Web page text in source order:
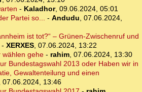
- Kaladhor, 09.06.2024, 05:01
Partei so... - Andudu, 07.06.2024,
ist tot?“ – Grünen-Zwischenruf und
- XERXES, 07.06.2024, 13:22
wählen gehe- rahim, 07.06.2024, 13:30
Bundestagswahl 2013 oder Haben wir in
Gewaltenteilung und einen
07.06.2024, 13:46